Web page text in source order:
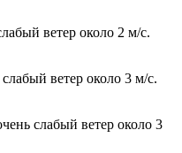
ветер около 2 м/с.
ветер около 3 м/с.
слабый ветер около 3